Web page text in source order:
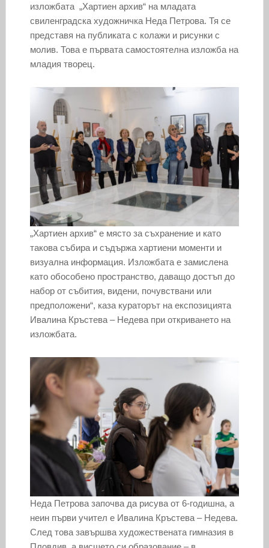
изложбата „Хартиен архив“ на младата
свиленградска художничка Неда Петрова. Тя се
представя на публиката с колажи и рисунки с
молив. Това е първата самостоятелна изложба на
младия творец.
„Хартиен архив“ е място за съхранение и като
такова събира и съдържа хартиени моменти и
визуална информация. Изложбата е замислена
като обособено пространство, даващо достъп до
набор от събития, видени, почувствани или
предположени“, каза кураторът на експозицията
Ивалина Кръстева – Недева при откриването на
изложбата.
Неда Петрова започва да рисува от 6-годишна, а
неин първи учител е Ивалина Кръстева – Недева.
След това завършва художествената гимназия в